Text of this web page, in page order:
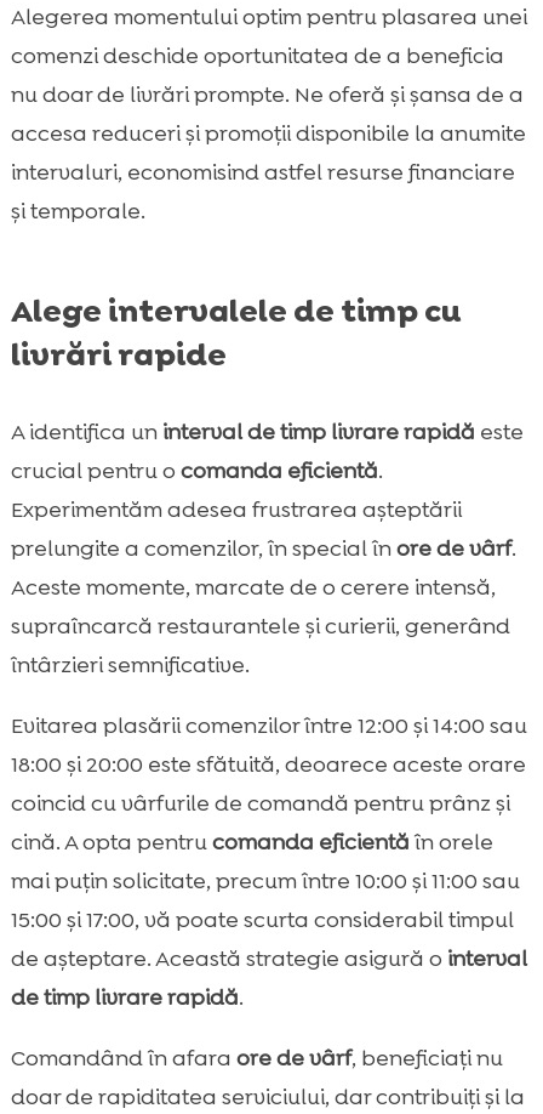
Alegerea momentului optim pentru plasarea unei
comenzi deschide oportunitatea de a beneficia
nu doar de livrări prompte. Ne oferă și șansa de a
accesa reduceri și promoții disponibile la anumite
intervaluri, economisind astfel resurse financiare
și temporale.
Alege intervalele de timp cu
livrări rapide
A identifica un interval de timp livrare rapidă este
crucial pentru o comanda eficientă.
Experimentăm adesea frustrarea așteptării
prelungite a comenzilor, în special înore de vârf.
Aceste momente, marcate de o cerere intensă,
supraîncarcă restaurantele și curierii, generând
întârzieri semnificative.
Evitarea plasării comenzilor între 12:00 și 14:00 sau
18:00 și 20:00 este sfătuită, deoarece aceste orare
coincid cu vârfurile de comandă pentru prânz și
cină. A opta pentrucomanda eficientă în orele
mai puțin solicitate, precum între 10:00 și 11:00 sau
15:00 și 17:00, vă poate scurta considerabil timpul
de așteptare. Această strategie asigură o interval
de timp livrare rapidă.
Comandând în afara ore de vârf, beneficiați nu
doar de rapiditatea serviciului, dar contribuiți și la